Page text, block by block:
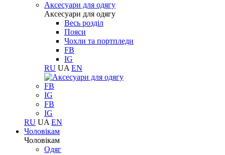
Aксесуари для одягу
Aксесуари для одягу
Весь розділ
Пояси
Чохли та портпледи
FB
IG
RU UA EN
FB
IG
FB
IG
RU UA EN
Чоловікам
Чоловікам
Одяг